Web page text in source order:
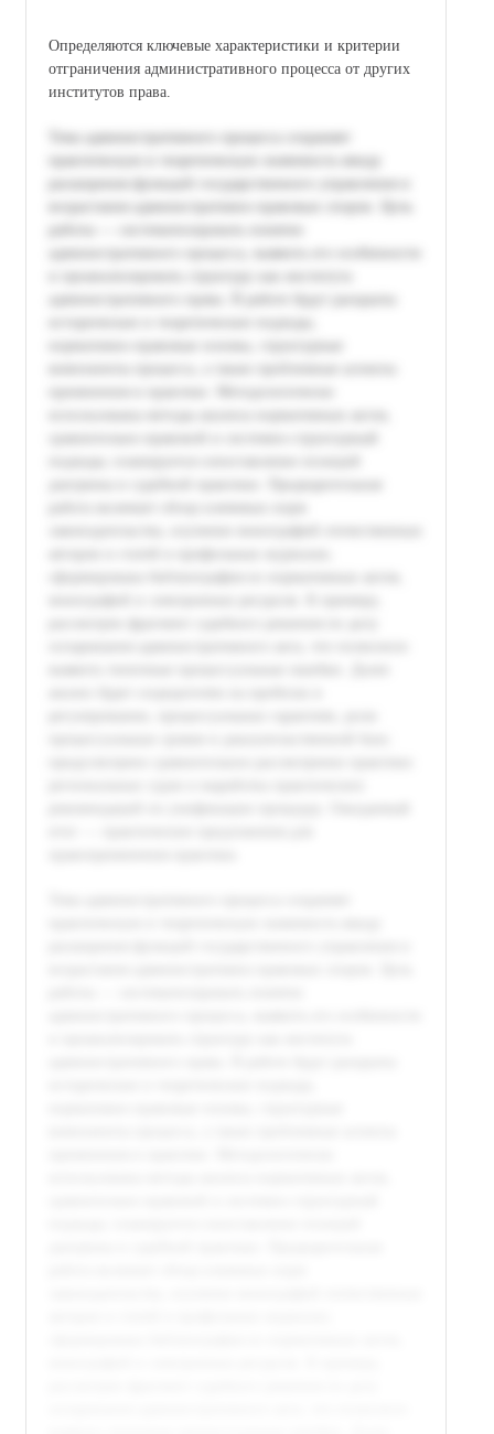
Определяются ключевые характеристики и критерии
отграничения административного процесса от других
институтов права.